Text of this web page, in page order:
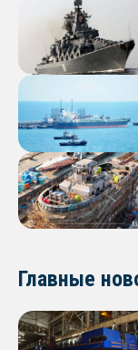
Главные